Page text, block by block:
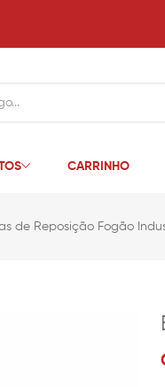
CARRINHO
de Reposição Fogão